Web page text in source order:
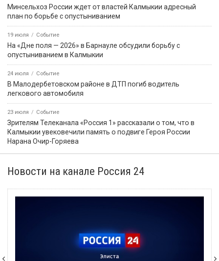
Минсельхоз России ждет от властей Калмыкии адресный
план по борьбе с опустыниванием
19 июля Событие
На «Дне поля — 2026» в Барнауле обсудили борьбу с
опустыниванием в Калмыкии
24 июля Событие
В Малодербетовском районе в ДТП погиб водитель
легкового автомобиля
23 июля Событие
Зрителям Телеканала «Россия 1» рассказали о том, что в
Калмыкии увековечили память о подвиге Героя России
Нарана Очир-Горяева
Новости на канале Россия 24